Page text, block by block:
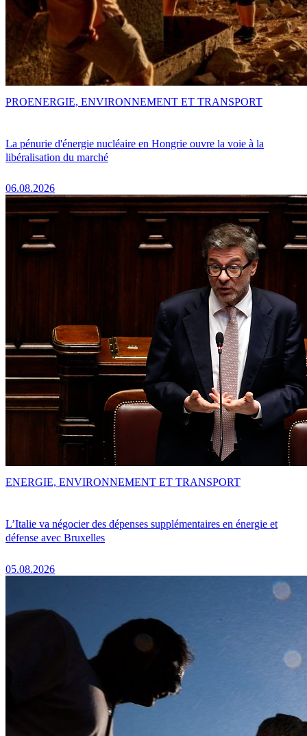
La pénurie d'énergie nucléaire en Hongrie ouvre la voie à la
libéralisation du marché
06.08.2026
PROENERGIE, ENVIRONNEMENT ET TRANSPORT
L’Italie va négocier des dépenses supplémentaires en énergie et
défense avec Bruxelles
05.08.2026
ENERGIE, ENVIRONNEMENT ET TRANSPORT